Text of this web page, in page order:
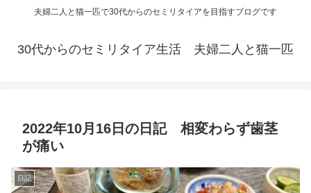
夫婦二人と猫一匹で30代からのセミリタイアを目指すブログです
30代からのセミリタイア生活 夫婦二人と猫一匹
2022年10月16日の日記 相変わらず歯茎
が痛い
日記